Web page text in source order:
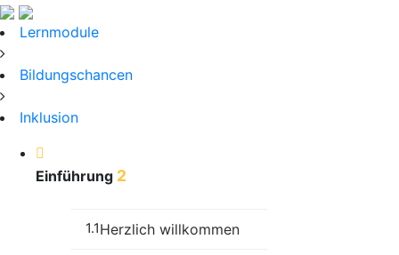
Lernmodule
Bildungschancen
Inklusion
Einführung 2
1.1Herzlich willkommen